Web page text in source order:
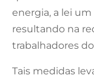
energia, a lei
resultando na
trabalhadores
Tais medidas